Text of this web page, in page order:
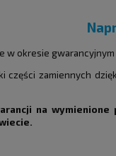
w okresie
części zamiennych
na wymienione